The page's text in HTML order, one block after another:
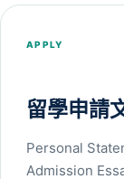
APPLY
留學申請
Personal
Admission